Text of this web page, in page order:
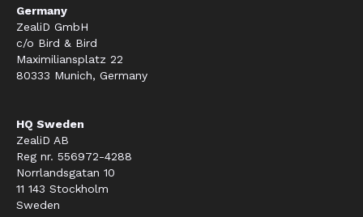
Germany
ZealiD GmbH
c/o Bird & Bird
Maximiliansplatz 22
80333 Munich, Germany
HQ Sweden
ZealiD AB
Reg nr. 556972-4288
Norrlandsgatan 10
11 143 Stockholm
Sweden